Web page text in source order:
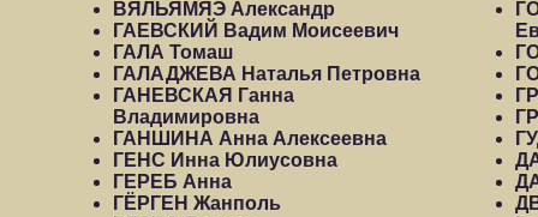
ВЯЛЬЯМЯЭ Александр
ГАЕВСКИЙ Вадим Моисеевич
ГАЛА Томаш
ГАЛАДЖЕВА Наталья Петровна
ГАНЕВСКАЯ Ганна
Владимировна
ГАНШИНА Анна Алексеевна
ГЕНС Инна Юлиусовна
ГЕРЕБ Анна
ГЁРГЕН Жанполь